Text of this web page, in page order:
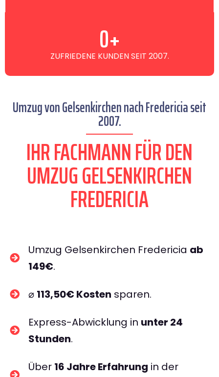
ZUFRIEDENE KUNDEN SEIT 2007.
0+
Umzug von Gelsenkirchen nach Fredericia seit
2007.
IHR FACHMANN FÜR DEN
UMZUG GELSENKIRCHEN
FREDERICIA
Umzug Gelsenkirchen Fredericia ab
149€.
⌀ 113,50€ Kosten sparen.
Express-Abwicklung in unter 24
Stunden.
Über 16 Jahre Erfahrung in der